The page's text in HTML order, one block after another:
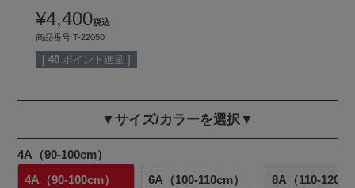
¥4,400税込
商品番号 T-22050
[ 40 ポイント進呈 ]
▼サイズ/カラーを選択▼
4A（90-100cm）
4A（90-100cm）
6A（100-110cm） 8A（110-